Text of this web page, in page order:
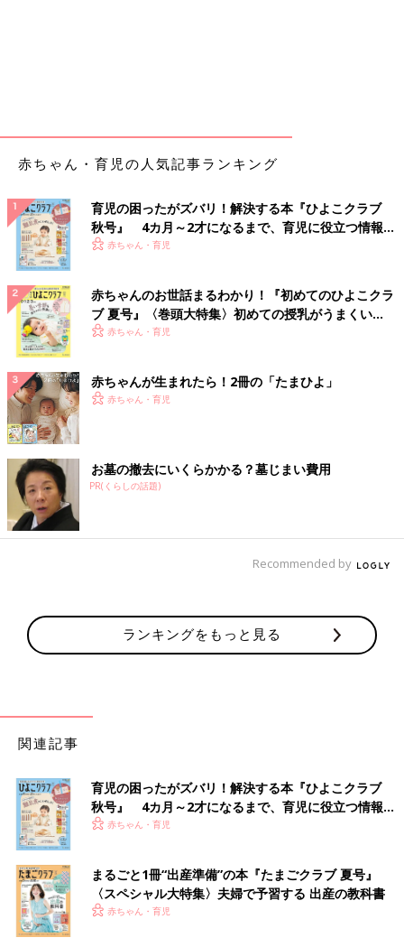
赤ちゃん・育児の人気記事ランキング
育児の困ったがズバリ！解決する本『ひよこクラブ
秋号』 4カ月～2才になるまで、育児に役立つ情報が
いっぱい！
赤ちゃん・育児
赤ちゃんのお世話まるわかり！『初めてのひよこクラ
ブ 夏号』〈巻頭大特集〉初めての授乳がうまくい
く！ おっぱい・ミルクの基本と夏のトラブル 解決テ
赤ちゃん・育児
赤ちゃんが生まれたら！2冊の「たまひよ」
赤ちゃん・育児
お墓の撤去にいくらかかる？墓じまい費用
PR(くらしの話題)
Recommended by
ランキングをもっと見る
関連記事
育児の困ったがズバリ！解決する本『ひよこクラブ
秋号』 4カ月～2才になるまで、育児に役立つ情報が
いっぱい！
赤ちゃん・育児
まるごと1冊“出産準備”の本『たまごクラブ 夏号』
〈スペシャル大特集〉夫婦で予習する 出産の教科書
赤ちゃん・育児